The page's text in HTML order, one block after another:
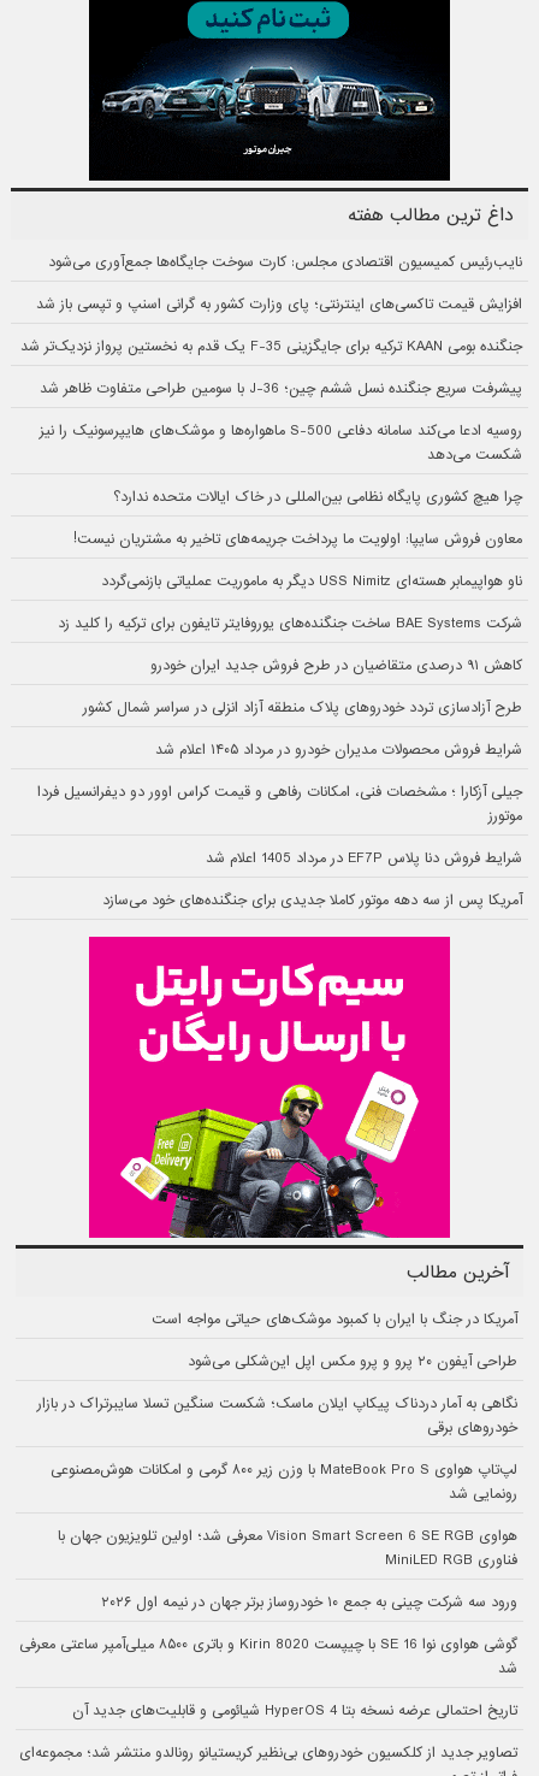
داغ ترین مطالب هفته
نایب‌رئیس کمیسیون اقتصادی مجلس: کارت سوخت جایگاه‌ها جمع‌آوری می‌شود
افزایش قیمت تاکسی‌های اینترنتی؛ پای وزارت کشور به گرانی اسنپ و تپسی باز شد
جنگنده بومی KAAN ترکیه برای جایگزینی F-35 یک قدم به نخستین پرواز نزدیک‌تر شد
پیشرفت سریع جنگنده نسل ششم چین؛ J-36 با سومین طراحی متفاوت ظاهر شد
روسیه ادعا می‌کند سامانه دفاعی S-500 ماهواره‌ها و موشک‌های هایپرسونیک را نیز
شکست می‌دهد
چرا هیچ کشوری پایگاه نظامی بین‌المللی در خاک ایالات متحده ندارد؟
معاون فروش سایپا: اولویت ما پرداخت جریمه‌های تاخیر به مشتریان نیست!
ناو هواپیمابر هسته‌ای USS Nimitz دیگر به ماموریت عملیاتی بازنمی‌گردد
شرکت BAE Systems ساخت جنگنده‌های یوروفایتر تایفون برای ترکیه را کلید زد
کاهش ۹۱ درصدی متقاضیان در طرح فروش جدید ایران خودرو
طرح آزادسازی تردد خودروهای پلاک منطقه آزاد انزلی در سراسر شمال کشور
شرایط فروش محصولات مدیران خودرو در مرداد ۱۴۰۵ اعلام شد
جیلی آزکارا ؛ مشخصات فنی، امکانات رفاهی و قیمت کراس اوور دو دیفرانسیل فردا
موتورز
شرایط فروش دنا پلاس EF7P در مرداد 1405 اعلام شد
آمریکا پس از سه دهه موتور کاملا جدیدی برای جنگنده‌های خود می‌سازد
آخرین مطالب
آمریکا در جنگ با ایران با کمبود موشک‌های حیاتی مواجه است
طراحی آیفون ۲۰ پرو و پرو مکس اپل این‌شکلی می‌شود
نگاهی به آمار دردناک پیکاپ ایلان ماسک؛ شکست سنگین تسلا سایبرتراک در بازار
خودروهای برقی
لپ‌تاپ هواوی MateBook Pro S با وزن زیر ۸۰۰ گرمی و امکانات هوش‌مصنوعی
رونمایی شد
هواوی Vision Smart Screen 6 SE RGB معرفی شد؛ اولین تلویزیون جهان با
فناوری MiniLED RGB
ورود سه شرکت چینی به جمع ۱۰ خودروساز برتر جهان در نیمه اول ۲۰۲۶
گوشی هواوی نوا 16 SE با چیپست Kirin 8020 و باتری ۸۵۰۰ میلی‌آمپر ساعتی معرفی
شد
تاریخ احتمالی عرضه نسخه بتا HyperOS 4 شیائومی و قابلیت‌های جدید آن
تصاویر جدید از کلکسیون خودروهای بی‌نظیر کریستیانو رونالدو منتشر شد؛ مجموعه‌ای